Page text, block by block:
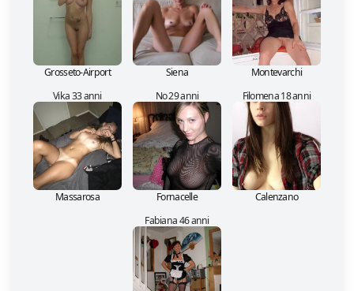
Grosseto-Airport Siena
Montevarchi
Vika 33 anni
Massarosa
No 29 anni
Fornacelle
Filomena 18 anni
Calenzano
Fabiana 46 anni